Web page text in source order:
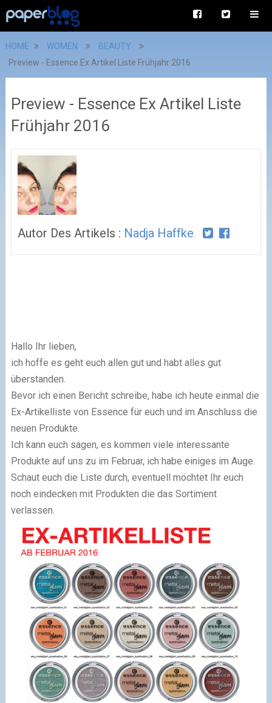
HOME WOMEN
BEAUTY
Preview - Essence Ex Artikel Liste Frühjahr 2016
Preview - Essence Ex Artikel Liste
Frühjahr 2016
Autor Des Artikels : Nadja Haffke
Hallo Ihr lieben,
ich hoffe es geht euch allen gut und habt alles gut
überstanden.
Bevor ich einen Bericht schreibe, habe ich heute einmal die
Ex-Artikelliste von Essence für euch und im Anschluss die
neuen Produkte.
Ich kann euch sagen, es kommen viele interessante
Produkte auf uns zu im Februar, ich habe einiges im Auge.
Schaut euch die Liste durch, eventuell möchtet Ihr euch
noch eindecken mit Produkten die das Sortiment
verlassen.